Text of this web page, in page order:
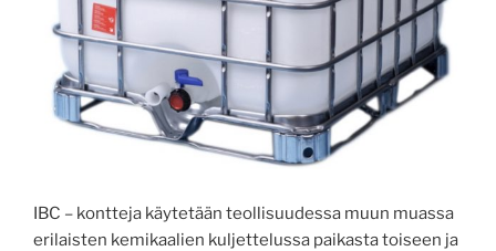
IBC – kontteja käytetään teollisuudessa muun muassa
erilaisten kemikaalien kuljettelussa paikasta toiseen ja